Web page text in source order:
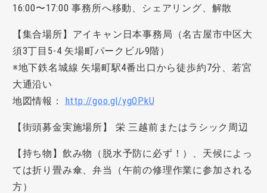
16:00〜17:00 事務所へ移動、シェアリング、解散
【集合場所】アイキャン日本事務局（名古屋市中区大
須3丁目5-4 矢場町パークビル9階）
※地下鉄名城線 矢場町駅4番出口から徒歩約7分、若宮
大通沿い
地図情報：
http://goo.gl/ygOPkU
【街頭募金実施場所】 栄 三越前またはラシック周辺
【持ち物】飲み物（脱水予防に必ず！）、天候によっ
ては折り畳み傘、弁当（午前の修理作業に参加される
方）